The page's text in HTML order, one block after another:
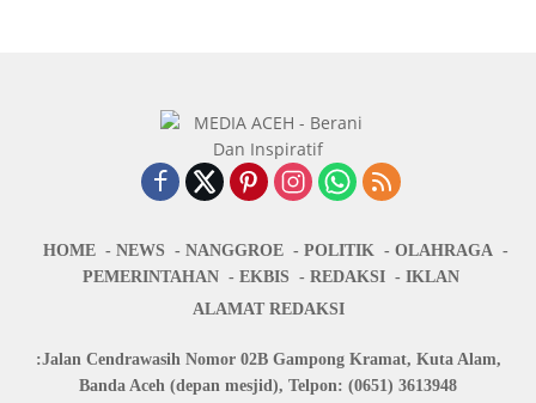
HOME NEWS NANGGROE POLITIK
OLAHRAGA
PEMERINTAHAN
EKBIS REDAKSI
IKLAN
ALAMAT REDAKSI
:Jalan Cendrawasih Nomor 02B Gampong Kramat, Kuta Alam,
Banda Aceh (depan mesjid), Telpon: (0651) 3613948